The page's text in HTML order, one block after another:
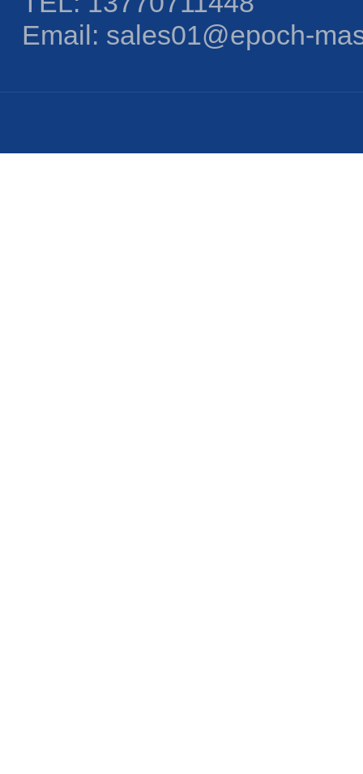
Email: sales01@epoch-